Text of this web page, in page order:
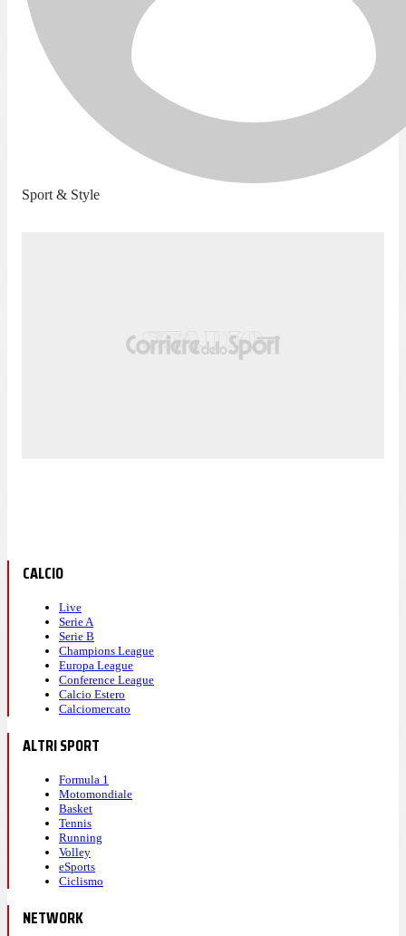
Sport & Style
CALCIO
Live
Serie A
Serie B
Champions League
Europa League
Conference League
Calcio Estero
Calciomercato
ALTRI SPORT
Formula 1
Motomondiale
Basket
Tennis
Running
Volley
eSports
Ciclismo
NETWORK